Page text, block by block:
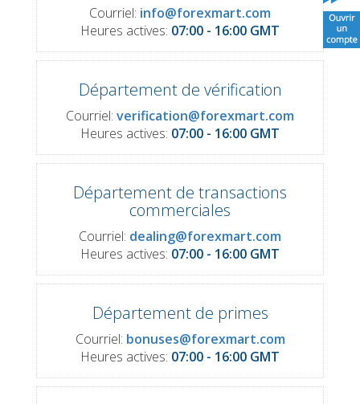
Courriel: info@forexmart.com
Heures actives: 07:00 - 16:00 GMT
Département de vérification
Courriel: verification@forexmart.com
Heures actives: 07:00 - 16:00 GMT
Département de transactions
commerciales
Courriel: dealing@forexmart.com
Heures actives: 07:00 - 16:00 GMT
Département de primes
Courriel: bonuses@forexmart.com
Heures actives: 07:00 - 16:00 GMT